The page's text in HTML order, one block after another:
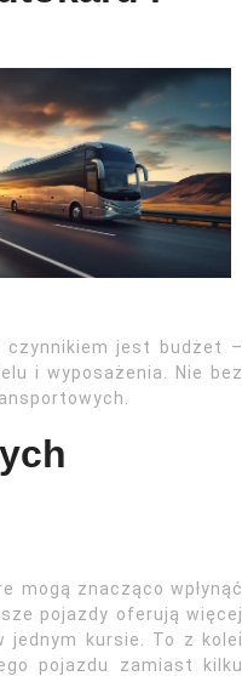
jest budżet –
i wyposażenia. Nie bez
mogą znacząco wpłynąć
pojazdy oferują więcej
jednym kursie. To z kolei
pojazdu zamiast kilku